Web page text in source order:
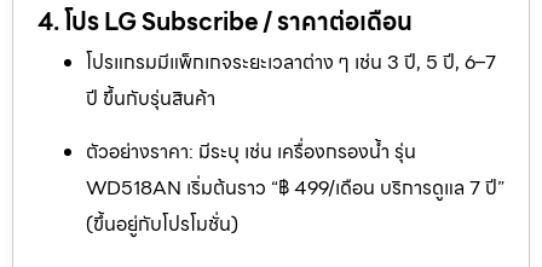
4. โปร LG Subscribe / ราคาต่อเดือน
โปรแกรมมีแพ็กเกจระยะเวลาต่าง ๆ เช่น 3 ปี, 5 ปี, 6–7
ปี ขึ้นกับรุ่นสินค้า
ตัวอย่างราคา: มีระบุ เช่น เครื่องกรองน้ำ รุ่น
WD518AN เริ่มต้นราว “฿ 499/เดือน บริการดูแล 7 ปี”
(ขึ้นอยู่กับโปรโมชั่น)